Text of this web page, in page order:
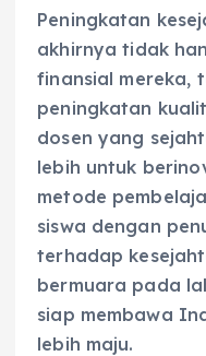
Peningkatan
akhirnya tidak
finansial mereka,
peningkatan
dosen yang
lebih untuk
metode
siswa dengan
terhadap
bermuara pada
siap membawa
lebih maju.